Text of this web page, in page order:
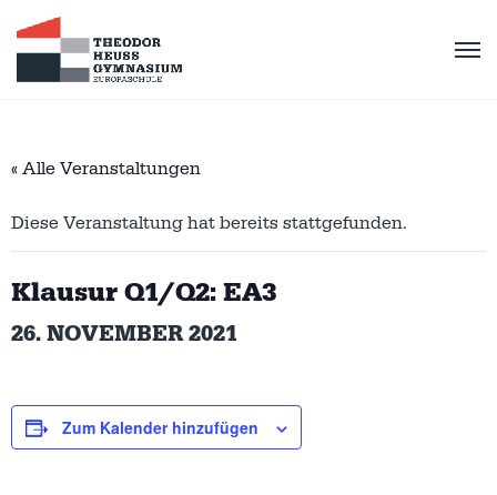
« Alle Veranstaltungen
Diese Veranstaltung hat bereits stattgefunden.
Klausur Q1/Q2: EA3
26. NOVEMBER 2021
Zum Kalender hinzufügen